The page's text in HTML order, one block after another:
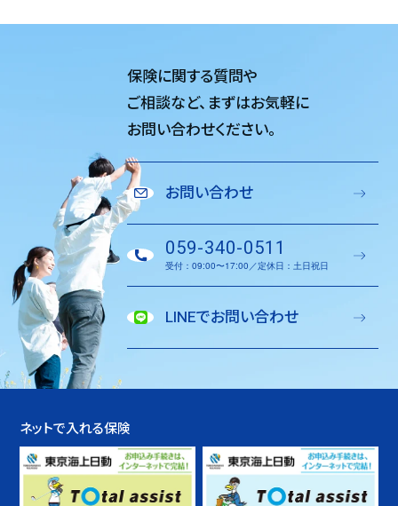
保険に関する質問や
ご相談など、 まずはお気軽に
お問い合わせください。
お問い合わせ
059-340-0511
受付：09:00〜17:00／定休日：土日祝日
LINEでお問い合わせ
ネットで入れる保険